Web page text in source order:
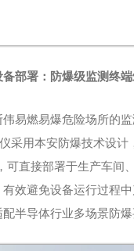
备部署：防爆级监测终
易燃易爆危险场所的
采用本安防爆技术设计
可直接部署于生产车间
效避免设备运行过程
半导体行业多场景防爆